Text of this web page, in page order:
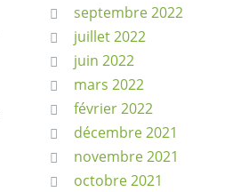
septembre 2022
juillet 2022
juin 2022
mars 2022
février 2022
décembre 2021
novembre 2021
octobre 2021